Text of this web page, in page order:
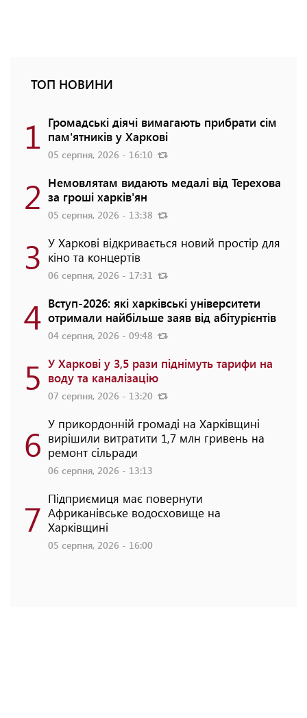
ТОП НОВИНИ
1 Громадські діячі вимагають прибрати сім
пам'ятників у Харкові
05 серпня, 2026 - 16:10
2 Немовлятам видають медалі від Терехова
за гроші харків'ян
05 серпня, 2026 - 13:38
3 У Харкові відкривається новий простір для
кіно та концертів
06 серпня, 2026 - 17:31
4 Вступ-2026: які харківські університети
отримали найбільше заяв від абітурієнтів
04 серпня, 2026 - 09:48
5 У Харкові у 3,5 рази піднімуть тарифи на
воду та каналізацію
07 серпня, 2026 - 13:20
6 У прикордонній громаді на Харківщині
вирішили витратити 1,7 млн гривень на
ремонт сільради
06 серпня, 2026 - 13:13
7 Підприємиця має повернути
Африканівське водосховище на
Харківщині
05 серпня, 2026 - 16:00